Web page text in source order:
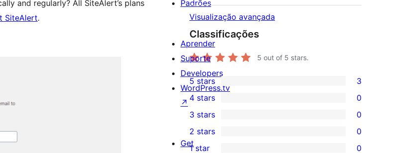
and regularly? All SiteAlert’s plans
SiteAlert. Visualização avançada
Classificações
5 out of 5 stars.
3
5-
star
reviews
5 stars 3
4-
star
reviews
4 stars 0
0
3-
star
3 stars 0
2 stars 0
1 star 0
Padrões
Aprender
Suporte
Developers
WordPress.tv
↗
Get